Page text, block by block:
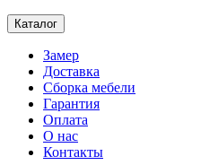
Каталог
Замер
Доставка
Сборка мебели
Гарантия
Оплата
О нас
Контакты